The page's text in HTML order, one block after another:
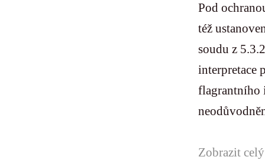
Pod
též
soudu z
interpretace
flagrantního
Zobrazit